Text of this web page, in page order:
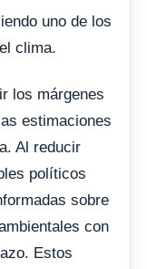
uno de los
clima.
los márgenes
estimaciones
Al reducir
políticos
sobre
con
Estos